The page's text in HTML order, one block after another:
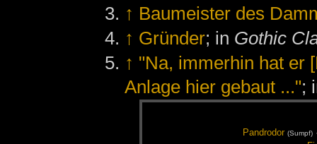
↑ Baumeister des
↑ Gründer; in Gothic
↑ "Na, immerhin hat er
Anlage hier gebaut ...";
Pand­ro­dor (Sumpf)